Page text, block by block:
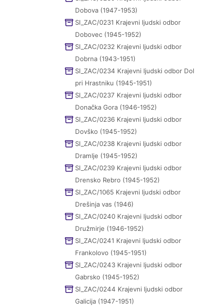
Dobova (1947-1953)
SI_ZAC/0231 Krajevni ljudski odbor
Dobovec (1945-1952)
SI_ZAC/0232 Krajevni ljudski odbor
Dobrna (1943-1951)
SI_ZAC/0234 Krajevni ljudski odbor Dol
pri Hrastniku (1945-1951)
SI_ZAC/0237 Krajevni ljudski odbor
Donačka Gora (1946-1952)
SI_ZAC/0236 Krajevni ljudski odbor
Dovško (1945-1952)
SI_ZAC/0238 Krajevni ljudski odbor
Dramlje (1945-1952)
SI_ZAC/0239 Krajevni ljudski odbor
Drensko Rebro (1945-1952)
SI_ZAC/1065 Krajevni ljudski odbor
Drešinja vas (1946)
SI_ZAC/0240 Krajevni ljudski odbor
Družmirje (1946-1952)
SI_ZAC/0241 Krajevni ljudski odbor
Frankolovo (1945-1951)
SI_ZAC/0243 Krajevni ljudski odbor
Gabrsko (1945-1952)
SI_ZAC/0244 Krajevni ljudski odbor
Galicija (1947-1951)